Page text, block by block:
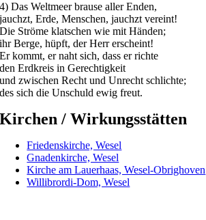
4) Das Weltmeer brause aller Enden,
jauchzt, Erde, Menschen, jauchzt vereint!
Die Ströme klatschen wie mit Händen;
ihr Berge, hüpft, der Herr erscheint!
Er kommt, er naht sich, dass er richte
den Erdkreis in Gerechtigkeit
und zwischen Recht und Unrecht schlichte;
des sich die Unschuld ewig freut.
Kirchen / Wirkungsstätten
Friedenskirche, Wesel
Gnadenkirche, Wesel
Kirche am Lauerhaas, Wesel-Obrighoven
Willibrordi-Dom, Wesel